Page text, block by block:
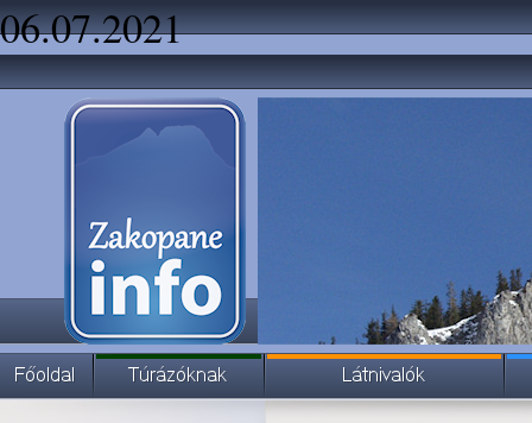
06.07.2021